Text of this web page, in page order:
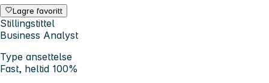
Lagre favoritt
Stillingstittel
Business Analyst
Type ansettelse
Fast, heltid 100%